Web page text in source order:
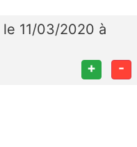
le 11/03/2020 à
+ -